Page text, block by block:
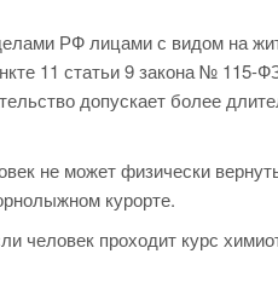
РФ лицами с видом на
11 статьи 9 закона № 115-
допускает более
не может физически
курорте.
человек проходит курс